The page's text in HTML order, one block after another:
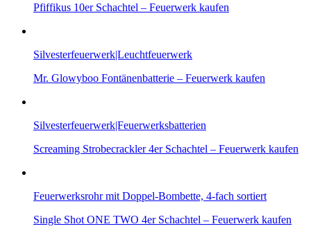
Pfiffikus 10er Schachtel – Feuerwerk kaufen
Silvesterfeuerwerk|Leuchtfeuerwerk
Mr. Glowyboo Fontänenbatterie – Feuerwerk kaufen
Silvesterfeuerwerk|Feuerwerksbatterien
Screaming Strobecrackler 4er Schachtel – Feuerwerk kaufen
Feuerwerksrohr mit Doppel-Bombette, 4-fach sortiert
Single Shot ONE TWO 4er Schachtel – Feuerwerk kaufen